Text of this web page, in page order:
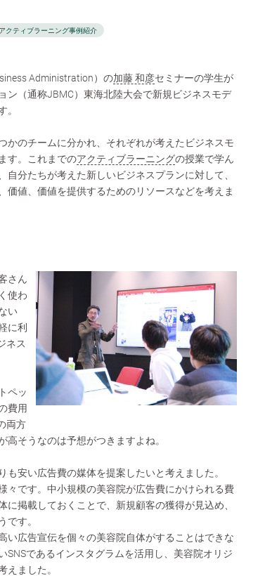
クティブラーニング事例紹介
Administration）の加藤 和彦セミナーの学生が
ン（通称JBMC）東海北陸大会で新規ビジネスモデ
。
かのチームに分かれ、それぞれが考えたビジネスモ
す。これまでのアクティブラーニングの授業で学ん
自分たちが考えた新しいビジネスプランに対して、
価値、価値を提供するためのリソースなどを考えま
さん
使わ
い
に利
ネス
ペッ
費用
両方
そうなのは予想がつきますよね。
安い広告費の媒体を提案したいと考えました。
々です。中小規模の美容院が広告費にかけられる費
掲載しておくことで、新規顧客の獲得が見込め、
です。
い広告宣伝を個々の美容院自体がすることはできな
SNSであるインスタグラムを活用し、美容院オリジ
えました。